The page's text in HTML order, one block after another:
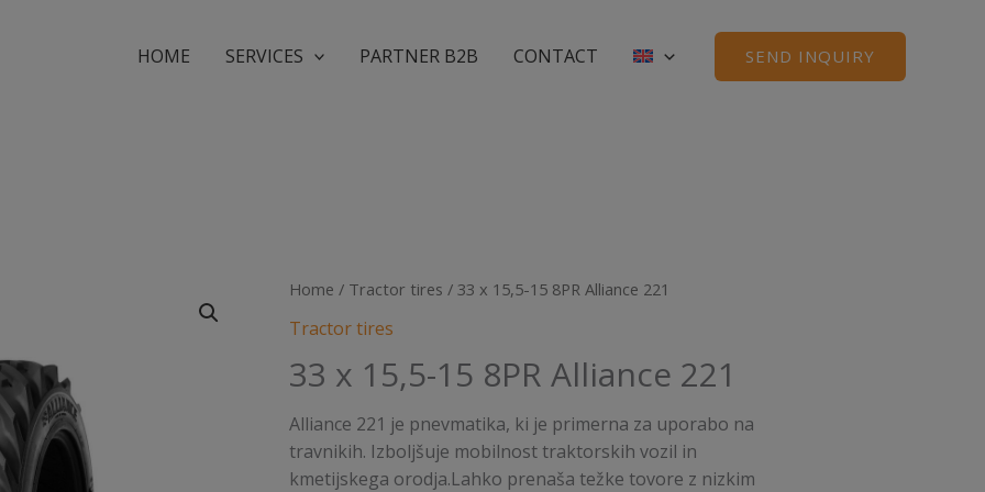
HOME SERVICES PARTNER B2B CONTACT SEND INQUIRY
Home / Tractor tires / 33 x 15,5-15 8PR Alliance 221
Tractor tires
33 x 15,5-15 8PR Alliance 221
Alliance 221 je pnevmatika, ki je primerna za uporabo na
travnikih. Izboljšuje mobilnost traktorskih vozil in
kmetijskega orodja.Lahko prenaša težke tovore z nizkim